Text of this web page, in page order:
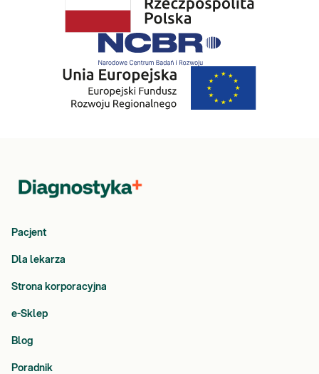
Pacjent
Dla lekarza
Strona korporacyjna
e-Sklep
Blog
Poradnik